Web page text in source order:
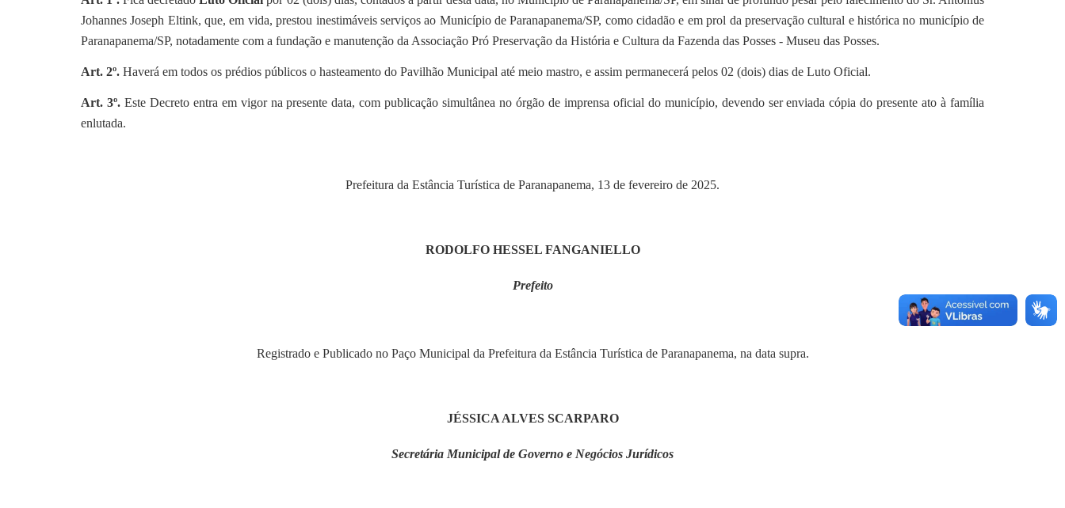
Johannes Joseph Eltink,que, em vida, prestou inestimáveis serviços ao Município de Paranapanema/SP, como cidadão e em prol da preservação cultural e histórica no município de
Paranapanema/SP, notadamente com a fundação e manutenção da Associação Pró Preservação da História e Cultura da Fazenda das Posses - Museu das Posses.
Art. 2º. Haverá em todos os prédios públicos o hasteamento do Pavilhão Municipal até meio mastro, e assim permanecerá pelos 02 (dois) dias de Luto Oficial.
Art. 3º. Este Decreto entra em vigor na presente data, com publicação simultânea no órgão de imprensa oficial do município, devendo ser enviada cópia do presente ato à família
enlutada.
Prefeitura da Estância Turística de Paranapanema, 13 de fevereiro de 2025.
RODOLFO HESSEL FANGANIELLO
Prefeito
Registrado e Publicado no Paço Municipal da Prefeitura da Estância Turística de Paranapanema, na data supra.
JÉSSICA ALVES SCARPARO
Secretária Municipal de Governo e Negócios Jurídicos